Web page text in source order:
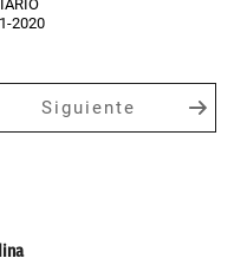
2020
Siguiente